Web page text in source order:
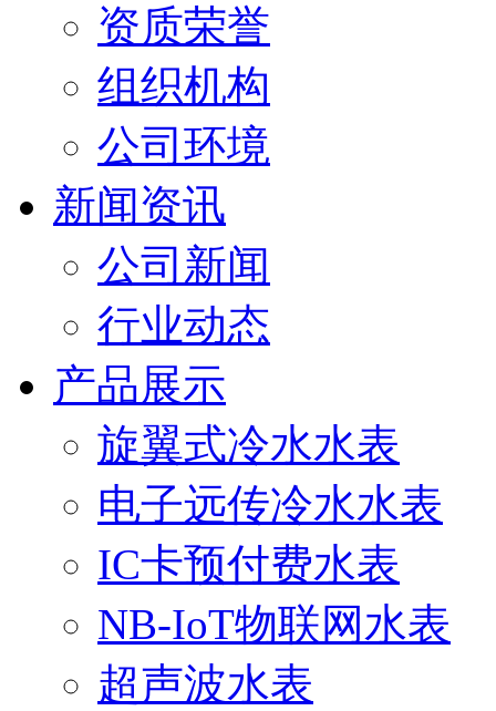
资质荣誉
组织机构
公司环境
新闻资讯
公司新闻
行业动态
产品展示
旋翼式冷水水表
电子远传冷水水表
IC卡预付费水表
NB-IoT物联网水表
超声波水表